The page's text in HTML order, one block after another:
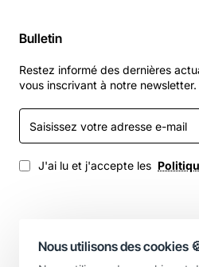
Nous utilisons des cookies
Bulletin
Restez informé des dernières
vous inscrivant à notre newsletter.
Saisissez
votre
adresse
e-
mail
J'ai lu et j'accepte les
Copyright © 2025, Votre boutique, Tous